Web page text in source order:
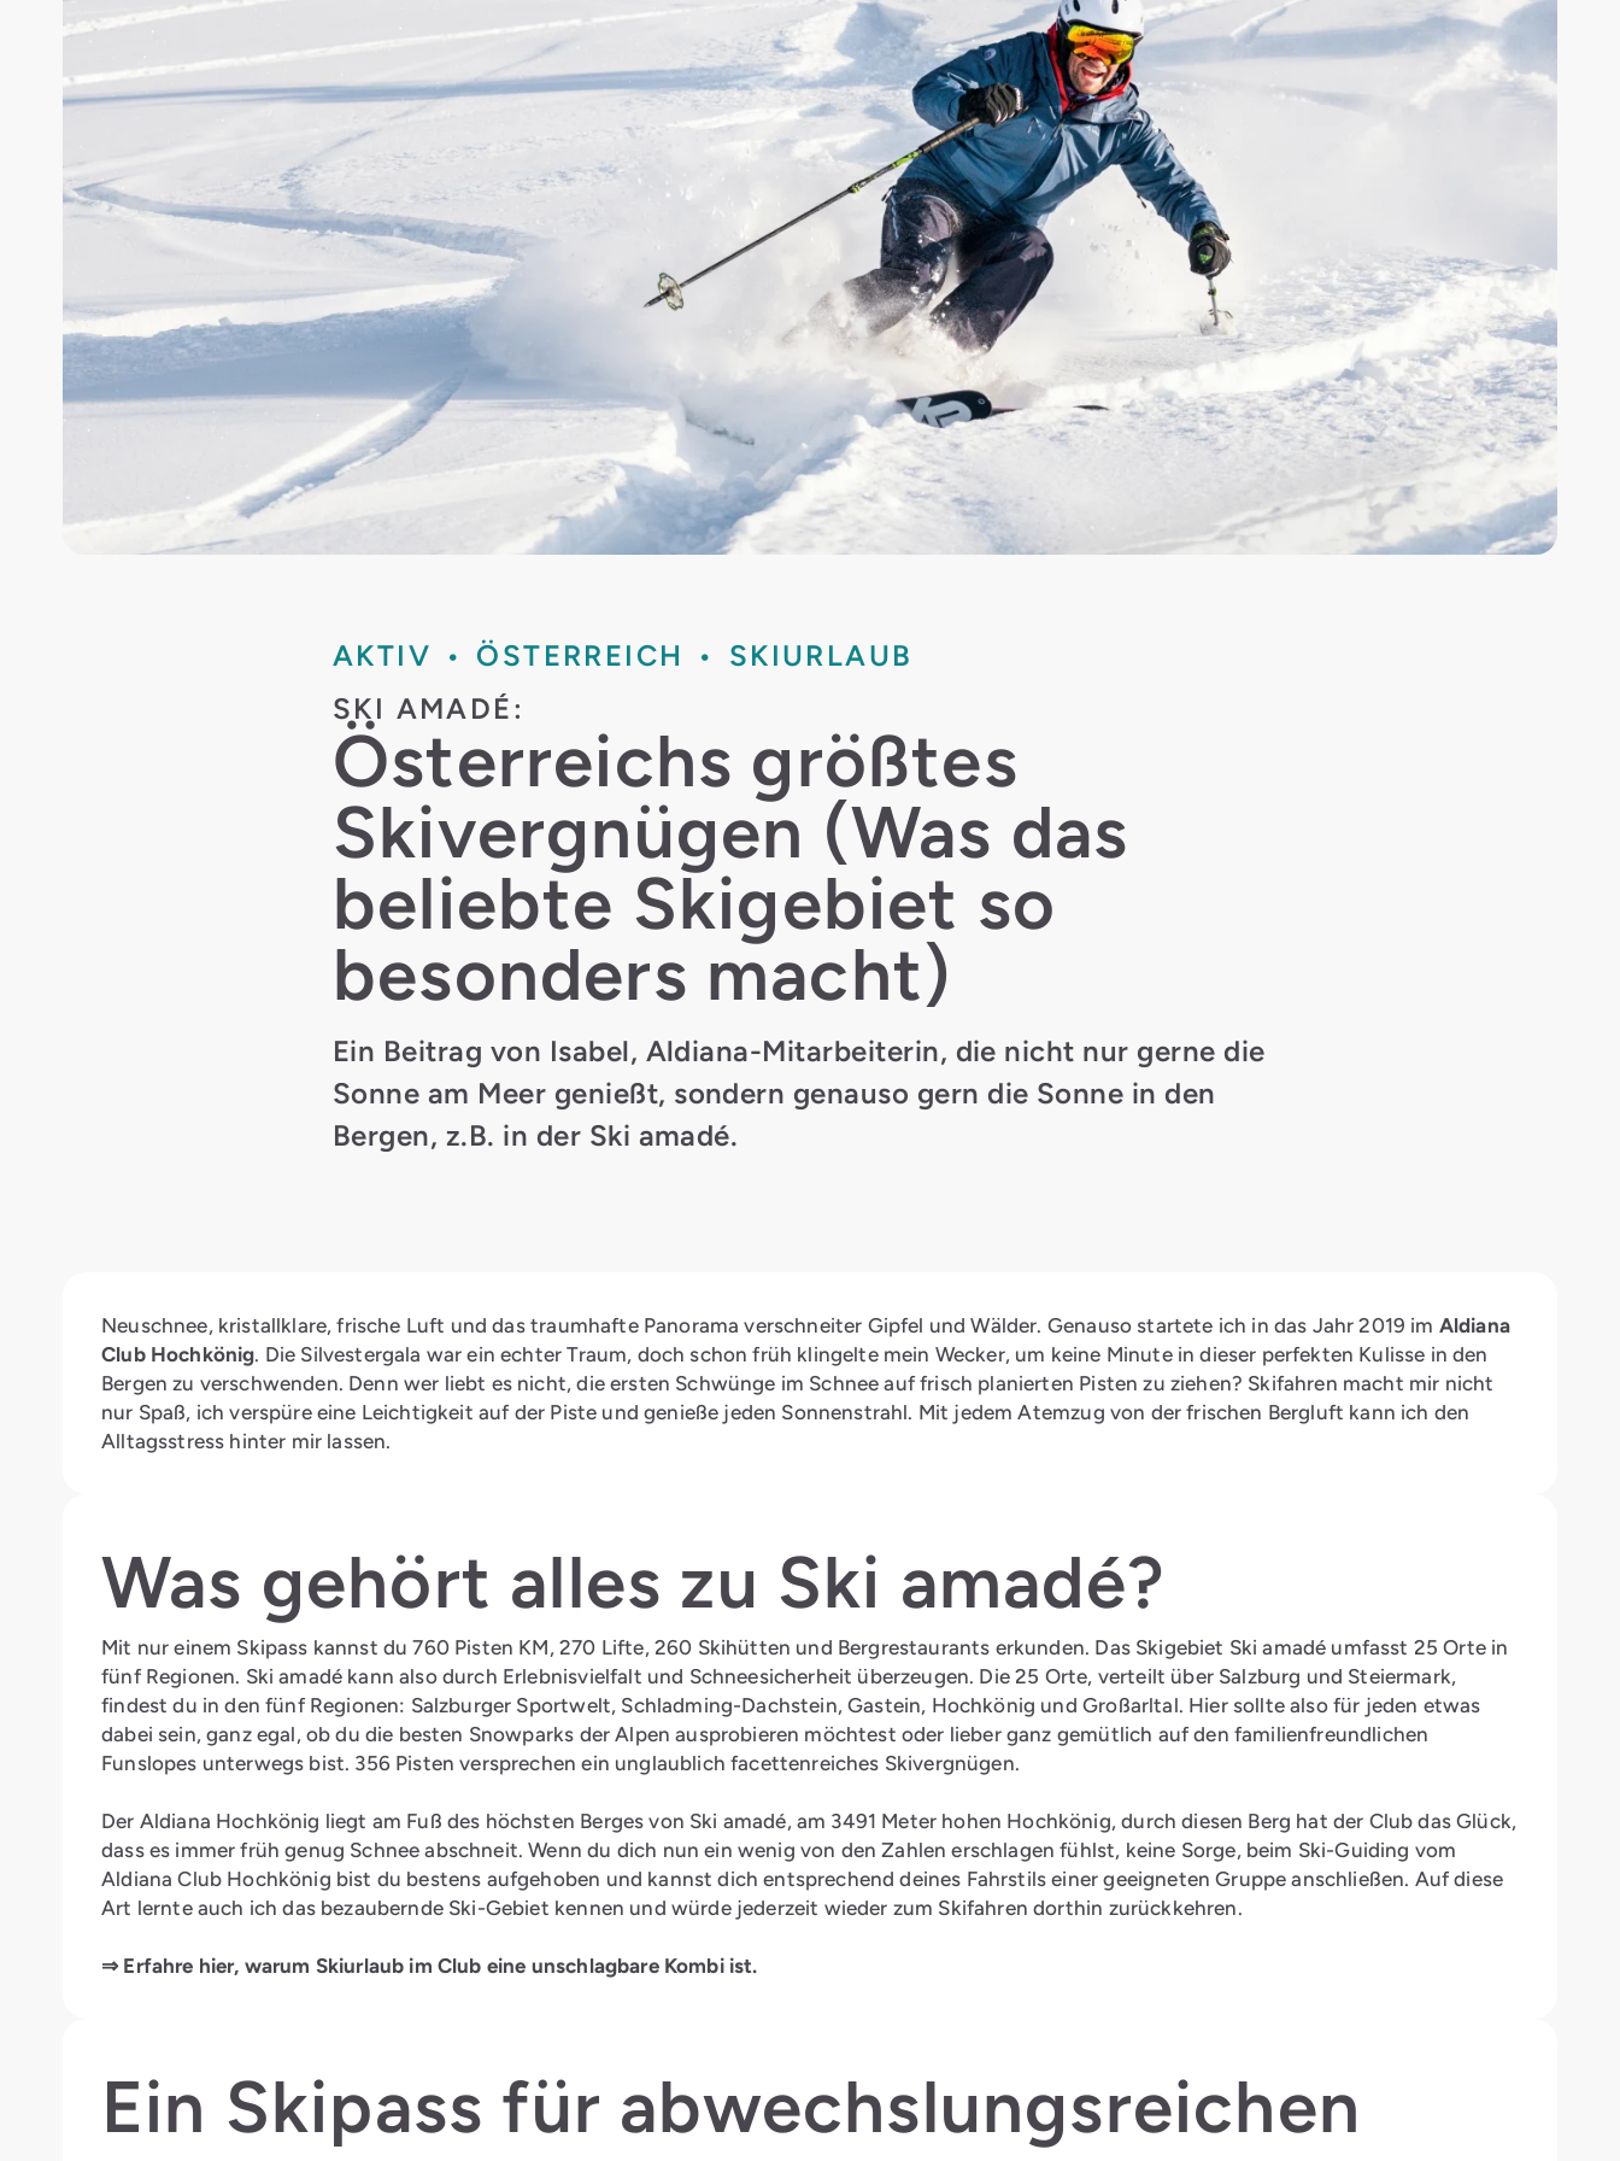
AKTIV ÖSTERREICH
SKIURLAUB
SKI AMADÉ:
Österreichs größtes
Skivergnügen (Was das
beliebte Skigebiet so
besonders macht)
Ein Beitrag von Isabel, Aldiana-Mitarbeiterin, die nicht nur gerne die
Sonne am Meer genießt, sondern genauso gern die Sonne in den
Bergen, z.B. in der Ski amadé.
Neuschnee, kristallklare, frische Luft und das traumhafte Panorama verschneiter Gipfel und Wälder. Genauso startete ich in das Jahr 2019 im Aldiana
Club Hochkönig. Die Silvestergala war ein echter Traum, doch schon früh klingelte mein Wecker, um keine Minute in dieser perfekten Kulisse in den
Bergen zu verschwenden. Denn wer liebt es nicht, die ersten Schwünge im Schnee auf frisch planierten Pisten zu ziehen? Skifahren macht mir nicht
nur Spaß, ich verspüre eine Leichtigkeit auf der Piste und genieße jeden Sonnenstrahl. Mit jedem Atemzug von der frischen Bergluft kann ich den
Alltagsstress hinter mir lassen.
Was gehört alles zu Ski amadé?
Mit nur einem Skipass kannst du 760 Pisten KM, 270 Lifte, 260 Skihütten und Bergrestaurants erkunden. Das Skigebiet Ski amadé umfasst 25 Orte in
fünf Regionen. Ski amadé kann also durch Erlebnisvielfalt und Schneesicherheit überzeugen. Die 25 Orte, verteilt über Salzburg und Steiermark,
findest du in den fünf Regionen: Salzburger Sportwelt, Schladming-Dachstein, Gastein, Hochkönig und Großarltal. Hier sollte also für jeden etwas
dabei sein, ganz egal, ob du die besten Snowparks der Alpen ausprobieren möchtest oder lieber ganz gemütlich auf den familienfreundlichen
Funslopes unterwegs bist. 356 Pisten versprechen ein unglaublich facettenreiches Skivergnügen.
Der Aldiana Hochkönig liegt am Fuß des höchsten Berges von Ski amadé, am 3491 Meter hohen Hochkönig, durch diesen Berg hat der Club das Glück,
dass es immer früh genug Schnee abschneit. Wenn du dich nun ein wenig von den Zahlen erschlagen fühlst, keine Sorge, beim Ski-Guiding vom
Aldiana Club Hochkönig bist du bestens aufgehoben und kannst dich entsprechend deines Fahrstils einer geeigneten Gruppe anschließen. Auf diese
Art lernte auch ich das bezaubernde Ski-Gebiet kennen und würde jederzeit wieder zum Skifahren dorthin zurückkehren.
⇒ Erfahre hier, warum Skiurlaub im Club eine unschlagbare Kombi ist.
Ein Skipass für abwechslungsreichen